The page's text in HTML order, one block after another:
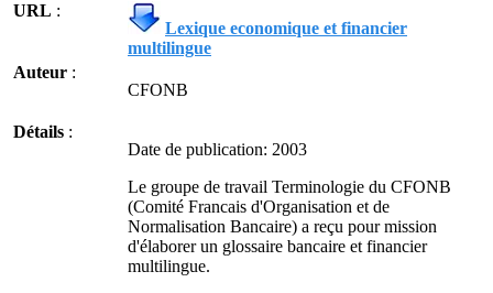
URL :
Lexique economique et financier
multilingue
Auteur :
CFONB
Détails :
Date de publication: 2003
Le groupe de travail Terminologie du CFONB
(Comité Francais d'Organisation et de
Normalisation Bancaire) a reçu pour mission
d'élaborer un glossaire bancaire et financier
multilingue.